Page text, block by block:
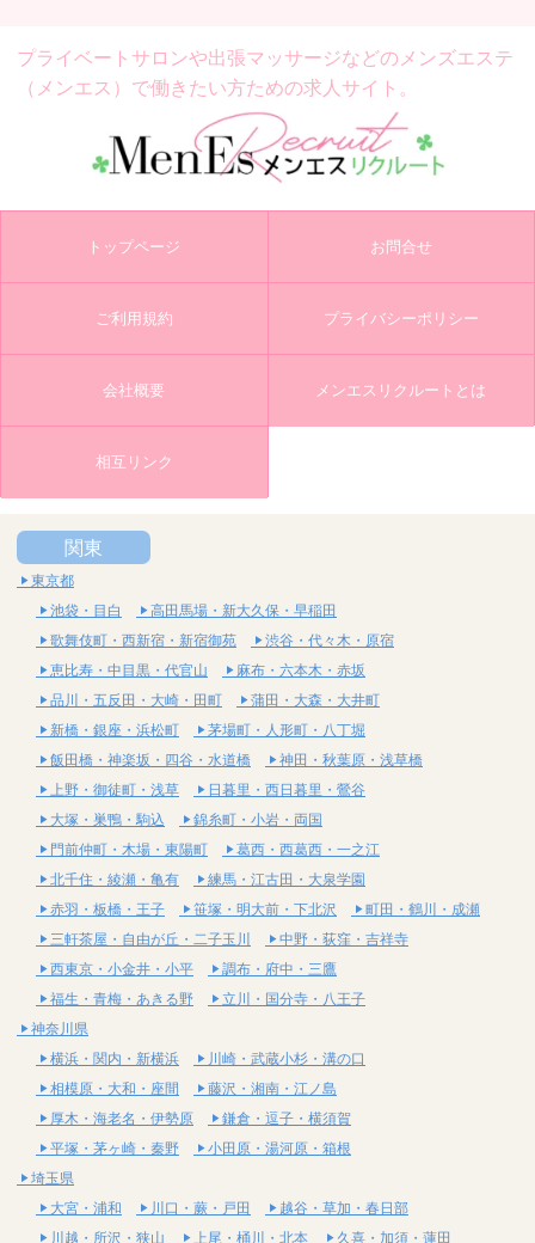
プライベートサロンや出張マッサージなどの メンズエステ
（メンエス）で働きたい方ための求人サイト。
トップページ お問合せ
ご利用規約 プライバシーポリシー
会社概要 メンエスリクルートとは
相互リンク
関東
東京都
池袋・目白
高田馬場・新大久保・早稲田
歌舞伎町・西新宿・新宿御苑
渋谷・代々木・原宿
恵比寿・中目黒・代官山
麻布・六本木・赤坂
品川・五反田・大崎・田町
蒲田・大森・大井町
新橋・銀座・浜松町
茅場町・人形町・八丁堀
飯田橋・神楽坂・四谷・水道橋
神田・秋葉原・浅草橋
上野・御徒町・浅草
日暮里・西日暮里・鶯谷
大塚・巣鴨・駒込
錦糸町・小岩・両国
門前仲町・木場・東陽町
葛西・西葛西・一之江
北千住・綾瀬・亀有
練馬・江古田・大泉学園
赤羽・板橋・王子
笹塚・明大前・下北沢
町田・鶴川・成瀬
三軒茶屋・自由が丘・二子玉川
中野・荻窪・吉祥寺
西東京・小金井・小平
調布・府中・三鷹
福生・青梅・あきる野
立川・国分寺・八王子
神奈川県
横浜・関内・新横浜
川崎・武蔵小杉・溝の口
相模原・大和・座間
藤沢・湘南・江ノ島
厚木・海老名・伊勢原
鎌倉・逗子・横須賀
平塚・茅ヶ崎・秦野
小田原・湯河原・箱根
埼玉県
大宮・浦和
川口・蕨・戸田
越谷・草加・春日部
川越・所沢・狭山
上尾・桶川・北本 久喜・加須・蓮田